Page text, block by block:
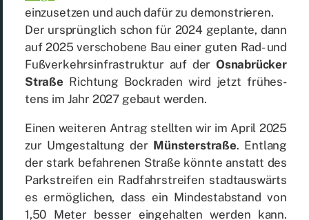
ein­zu­set­zen und auch da­für zu de­mons­trie­ren.
Der ur­sprüng­lich schon für 2024 ge­plan­te, dann
auf 2025 ver­scho­be­ne Bau ei­ner gu­ten Rad- und
Fuß­ver­kehrs­in­fra­struk­tur auf der Os­na­brü­cker
Stra­ße Rich­tung Bock­ra­den wird jetzt frü­hes­
tens im Jahr 2027 ge­baut wer­den.
Ei­nen wei­te­ren An­trag stell­ten wir im April 2025
zur Um­ge­stal­tung der Müns­ter­stra­ße. Ent­lang
der stark be­fah­re­nen Stra­ße könn­te an­statt des
Park­strei­fen ein Rad­fahr­strei­fen stadt­aus­wärts
es er­mög­li­chen, dass ein Min­dest­ab­stand von
1,50 Me­ter bes­ser ein­ge­hal­ten wer­den kann.